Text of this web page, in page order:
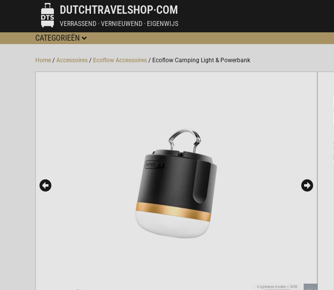
DUTCHTRAVELSHOP·COM
VERRASSEND · VERNIEUWEND · EIGENWIJS
CATEGORIEËN
Home / Accessoires / Ecoflow Accessoires / Ecoflow Camping Light & Powerbank